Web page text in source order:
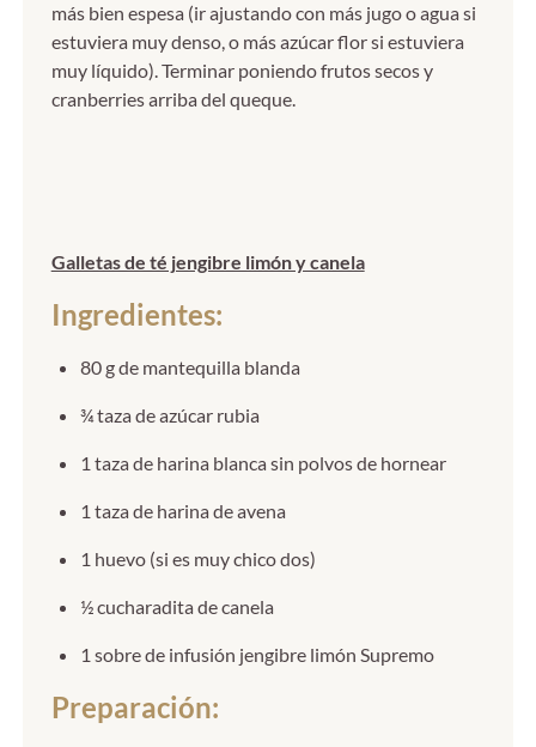
más bien espesa (ir ajustando con más jugo o agua si
estuviera muy denso, o más azúcar flor si estuviera
muy líquido). Terminar poniendo frutos secos y
cranberries arriba del queque.
Galletas de té jengibre limón y canela
Ingredientes:
80 g de mantequilla blanda
¾ taza de azúcar rubia
1 taza de harina blanca sin polvos de hornear
1 taza de harina de avena
1 huevo (si es muy chico dos)
½ cucharadita de canela
1 sobre de infusión jengibre limón Supremo
Preparación: